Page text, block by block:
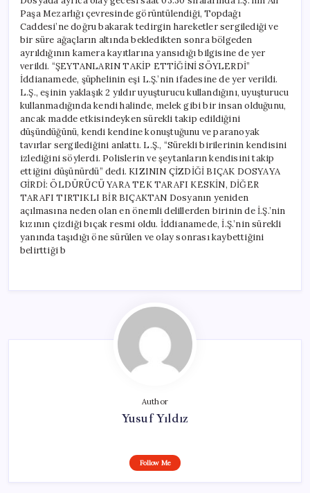
Paşa Mezarlığı çevresinde görüntülendiği, Topdağı
Caddesi’ne doğru bakarak tedirgin hareketler sergilediği ve
bir süre ağaçların altında bekledikten sonra bölgeden
ayrıldığının kamera kayıtlarına yansıdığı bilgisine de yer
verildi. “ŞEYTANLARIN TAKİP ETTİĞİNİ SÖYLERDİ”
İddianamede, şüphelinin eşi L.Ş.’nin ifadesine de yer verildi.
L.Ş., eşinin yaklaşık 2 yıldır uyuşturucu kullandığını, uyuşturucu
kullanmadığında kendi halinde, melek gibi bir insan olduğunu,
ancak madde etkisindeyken sürekli takip edildiğini
düşündüğünü, kendi kendine konuştuğunu ve paranoyak
tavırlar sergilediğini anlattı. L.Ş., “Sürekli birilerinin kendisini
izlediğini söylerdi. Polislerin ve şeytanların kendisini takip
ettiğini düşünürdü” dedi. KIZININ ÇİZDİĞİ BIÇAK DOSYAYA
GİRDİ: ÖLDÜRÜCÜ YARA TEK TARAFI KESKİN, DİĞER
TARAFI TIRTIKLI BİR BIÇAKTAN Dosyanın yeniden
açılmasına neden olan en önemli delillerden birinin de İ.Ş.’nin
kızının çizdiği bıçak resmi oldu. İddianamede, İ.Ş.’nin sürekli
yanında taşıdığı öne sürülen ve olay sonrası kaybettiğini
belirttiği b
Author
Yusuf Yıldız
Follow Me